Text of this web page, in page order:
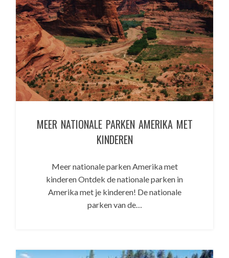
MEER NATIONALE PARKEN AMERIKA MET
KINDEREN
Meer nationale parken Amerika met
kinderen Ontdek de nationale parken in
Amerika met je kinderen! De nationale
parken van de…